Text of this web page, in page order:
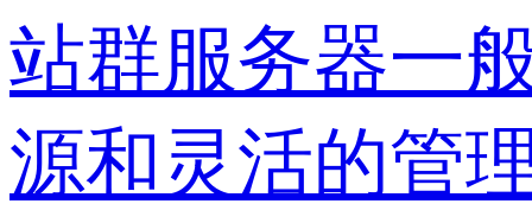
站群服务器一
源和灵活的管